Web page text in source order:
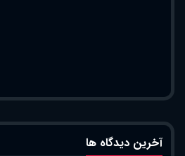
آخرین دیدگاه ها